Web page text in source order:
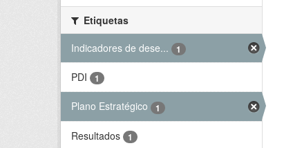
Etiquetas
Indicadores de dese...
1
PDI 1
Plano Estratégico 1
Resultados 1